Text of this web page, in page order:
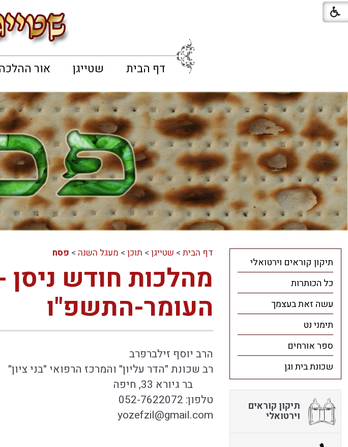
דף הבית שטייגן אור ההלכה
דף הבית> שטייגן> תוכן> מעגל השנה > פסח
מהלכות חודש
העומר-התשפ"ו
הרב יוסף זילברפרב
רב שכונת "הדר עליון" והמרכז הרפואי "בני ציון"
בר גיורא 33, חיפה
טלפון: 052-7622072
yozefzil@gmail.com
תיקון קוראים וירטואלי
כל הכותרות
עשה זאת בעצמך
תימני נט
ספר אורחים
שכונת בית וגן
תיקון קוראים
וירטואלי